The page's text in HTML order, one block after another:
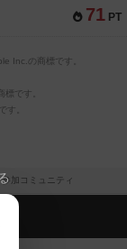
71 PT
Inc.の商標です。
です。
す。
参加コミュニティ